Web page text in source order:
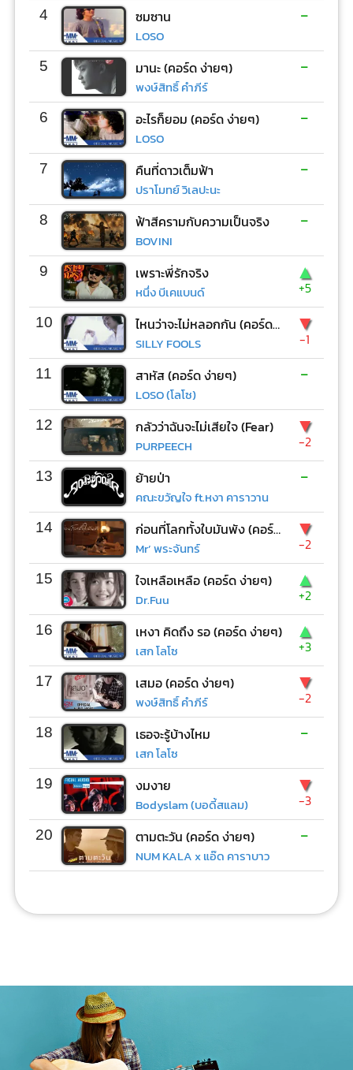
4 ซมซาน
LOSO
-
5 มานะ (คอร์ด ง่ายๆ)
พงษ์สิทธิ์ คำภีร์
-
6 อะไรก็ยอม (คอร์ด ง่ายๆ)
LOSO
-
7 คืนที่ดาวเต็มฟ้า
ปราโมทย์ วิเลปะนะ
-
8 ฟ้าสีครามกับความเป็นจริง
BOVINI
-
9 เพราะพี่รักจริง
หนึ่ง บีเคแบนด์
▲
+5
10 ไหนว่าจะไม่หลอกกัน (คอร์ด ง่ายๆ)
SILLY FOOLS
▼
-1
11 สาหัส (คอร์ด ง่ายๆ)
LOSO (โลโซ)
-
12 กลัวว่าฉันจะไม่เสียใจ (Fear)
PURPEECH
▼
-2
13 ย้ายป่า
คณะขวัญใจ ft.หงา คาราวาน
-
14 ก่อนที่โลกทั้งใบมันพัง (คอร์ด ง่ายๆ)
Mr’ พระจันทร์
▼
-2
15 ใจเหลือเหลือ (คอร์ด ง่ายๆ)
Dr.Fuu
▲
+2
16 เหงา คิดถึง รอ (คอร์ด ง่ายๆ)
เสก โลโซ
▲
+3
17 เสมอ (คอร์ด ง่ายๆ)
พงษ์สิทธิ์ คำภีร์
▼
-2
18 เธอจะรู้บ้างไหม
เสก โลโซ
-
19 งมงาย
Bodyslam (บอดี้สแลม)
▼
-3
20 ตามตะวัน (คอร์ด ง่ายๆ)
NUM KALA x แอ๊ด คาราบาว
-